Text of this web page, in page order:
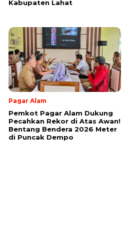
Kabupaten Lahat
Pagar Alam
Pemkot Pagar Alam Dukung
Pecahkan Rekor di Atas Awan!
Bentang Bendera 2026 Meter
di Puncak Dempo